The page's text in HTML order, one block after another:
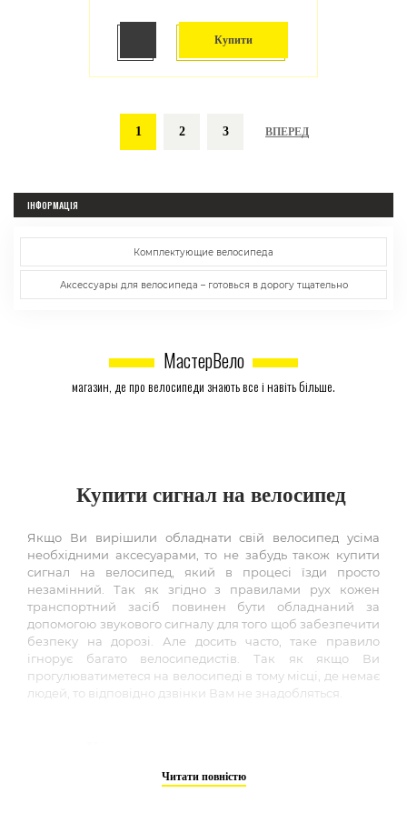
Купити
1 2 3 ВПЕРЕД
ІНФОРМАЦІЯ
Комплектующие велосипеда
Аксессуары для велосипеда – готовься в дорогу тщательно
МастерВело
магазин, де про велосипеди знають все і навіть більше.
Купити сигнал на велосипед
Якщо Ви вирішили обладнати свій велосипед усіма
необхідними аксесуарами, то не забудь також купити
сигнал на велосипед, який в процесі їзди просто
незамінний. Так як згідно з правилами рух кожен
транспортний засіб повинен бути обладнаний за
допомогою звукового сигналу для того щоб забезпечити
безпеку на дорозі. Але досить часто, таке правило
ігнорує багато велосипедистів. Так як якщо Ви
прогулюватиметеся на велосипеді в тому місці, де немає
людей, то відповідно дзвінки Вам не знадобляться.
Для тих, хто зважився купити сигнал для велосипеда, в
Читати повністю